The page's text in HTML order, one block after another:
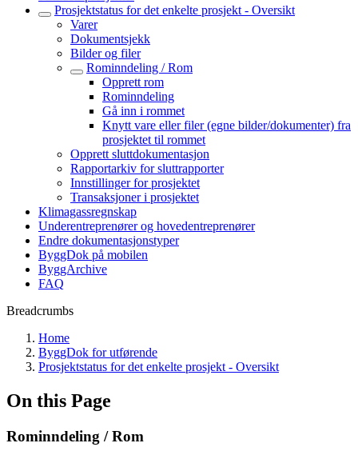
Prosjektstatus for det enkelte prosjekt - Oversikt
Varer
Dokumentsjekk
Bilder og filer
Rominndeling / Rom
Opprett rom
Rominndeling
Gå inn i rommet
Knytt vare eller filer (egne bilder/dokumenter) fra
prosjektet til rommet
Opprett sluttdokumentasjon
Rapportarkiv for sluttrapporter
Innstillinger for prosjektet
Transaksjoner i prosjektet
Klimagassregnskap
Underentreprenører og hovedentreprenører
Endre dokumentasjonstyper
ByggDok på mobilen
ByggArchive
FAQ
Breadcrumbs
Home
ByggDok for utførende
Prosjektstatus for det enkelte prosjekt - Oversikt
On this Page
Rominndeling / Rom